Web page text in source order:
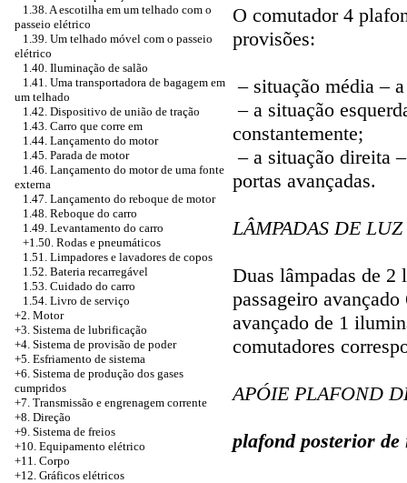
1.38. A escotilha em um telhado com o
passeio elétrico
1.39. Um telhado móvel com o passeio
elétrico
1.40. Iluminação de salão
1.41. Uma transportadora de bagagem em
um telhado
1.42. Dispositivo de união de tração
1.43. Carro que corre em
1.44. Lançamento do motor
1.45. Parada de motor
1.46. Lançamento do motor de uma fonte
externa
1.47. Lançamento do reboque de motor
1.48. Reboque do carro
1.49. Levantamento do carro
+1.50. Rodas e pneumáticos
1.51. Limpadores e lavadores de copos
1.52. Bateria recarregável
1.53. Cuidado do carro
1.54. Livro de serviço
+2. Motor
+3. Sistema de lubrificação
+4. Sistema de provisão de poder
+5. Esfriamento de sistema
+6. Sistema de produção dos gases
cumpridos
+7. Transmissão e engrenagem corrente
+8. Direção
+9. Sistema de freios
+10. Equipamento elétrico
+11. Corpo
+12. Gráficos elétricos
O comutador 4
provisões:
– situação média –
– a situação
constantemente;
– a situação direita
portas avançadas.
LÂMPADAS DE
Duas lâmpadas de 2
passageiro
avançado de 1
comutadores
APÓIE PLAFOND
plafond posterior